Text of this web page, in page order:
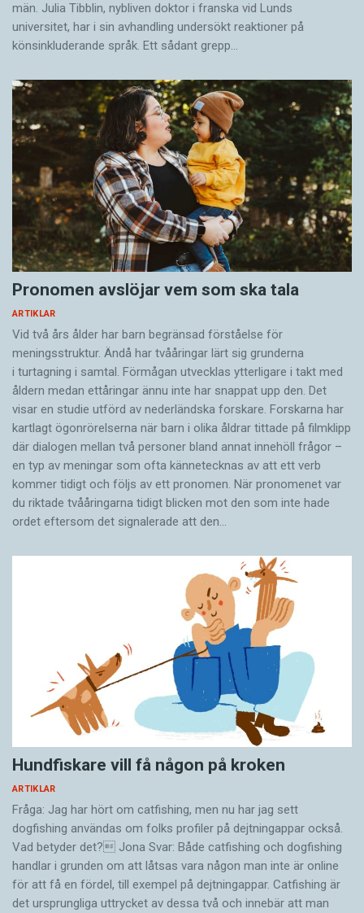
män. Julia Tibblin, nybliven doktor i franska vid Lunds
universitet, har i sin avhandling undersökt reaktioner på
könsinkluderande språk. Ett sådant grepp…
Pronomen avslöjar vem som ska tala
ARTIKLAR
Vid två års ålder har barn begränsad förståelse för
meningsstruktur. Ändå har tvååringar lärt sig grunderna
i turtagning i samtal. Förmågan utvecklas ytterligare i takt med
åldern medan ettåringar ännu inte har snappat upp den. Det
visar en studie utförd av nederländska forskare. Forskarna har
kartlagt ögonrörelserna när barn i olika åldrar tittade på filmklipp
där dialogen mellan två personer bland annat innehöll frågor –
en typ av meningar som ofta kännetecknas av att ett verb
kommer tidigt och följs av ett pronomen. När pronomenet var
du riktade tvååringarna tidigt blicken mot den som inte hade
ordet eftersom det ­signalerade att den…
Hundfiskare vill få någon på kroken
ARTIKLAR
Fråga: Jag har hört om catfishing, men nu har jag sett
dogfishing användas om folks profiler på dejtningappar också.
Vad betyder det? Jona Svar: Både catfishing och dogfishing
handlar i grunden om att låtsas vara någon man inte är online
för att få en fördel, till exempel på dejtningappar. Catfishing är
det ursprungliga uttrycket av dessa två och innebär att man